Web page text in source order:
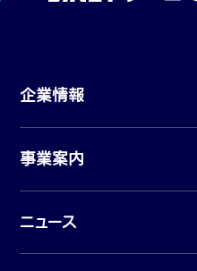
企業情報
事業案内
ニュース